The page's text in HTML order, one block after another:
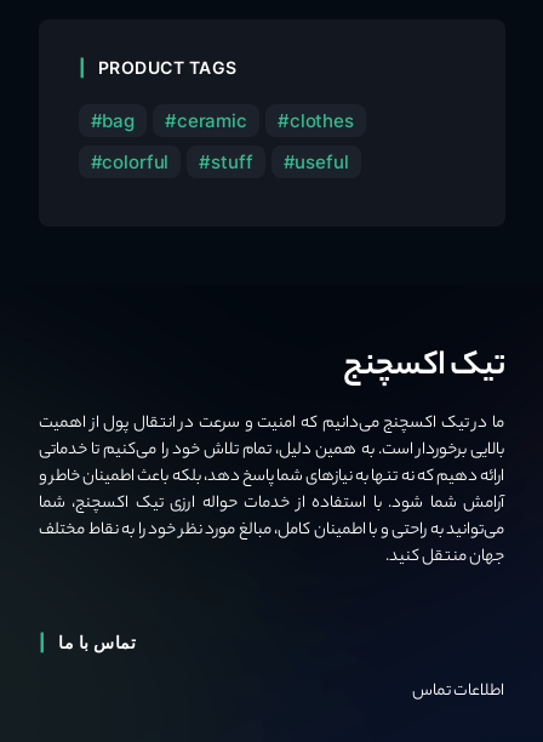
PRODUCT TAGS
bag ceramic
clothes
colorful
stuff useful
تیک اکسچنج
ما در تیک اکسچنج می‌دانیم که امنیت و سرعت در انتقال پول از اهمیت
بالایی برخوردار است. به همین دلیل، تمام تلاش خود را می‌کنیم تا خدماتی
ارائه دهیم که نه تنها به نیازهای شما پاسخ دهد، بلکه باعث اطمینان خاطر و
آرامش شما شود. با استفاده از خدمات حواله ارزی تیک اکسچنج، شما
می‌توانید به راحتی و با اطمینان کامل، مبالغ مورد نظر خود را به نقاط مختلف
جهان منتقل کنید.
تماس با ما
اطلاعات تماس